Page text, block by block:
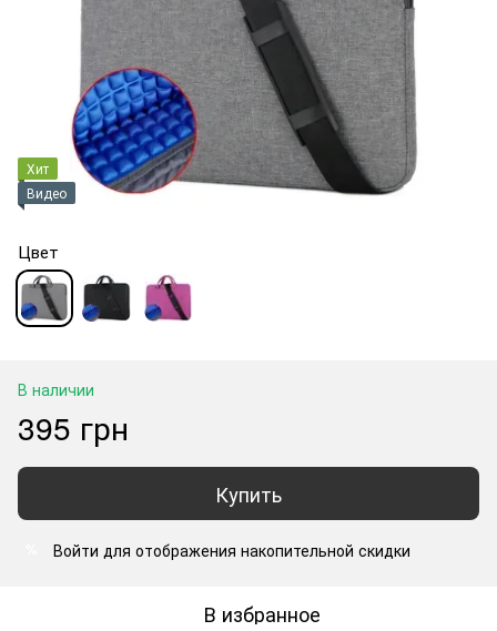
Хит
Видео
Цвет
В наличии
395 грн
Купить
Войти для отображения накопительной скидки
В избранное